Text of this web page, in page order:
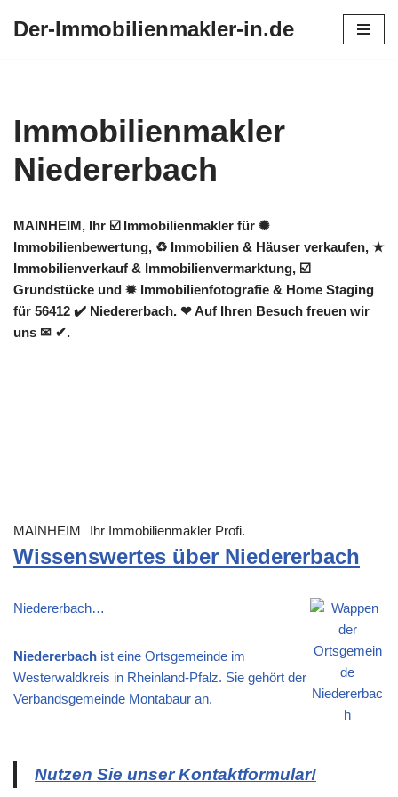
Der-Immobilienmakler-in.de
Immobilienmakler
Niedererbach
MAINHEIM, Ihr ☑️ Immobilienmakler für ✺
Immobilienbewertung, ♻ Immobilien & Häuser verkaufen, ★
Immobilienverkauf & Immobilienvermarktung, ☑️
Grundstücke und ✹ Immobilienfotografie & Home Staging
für 56412 ✔️ Niedererbach. ❤ Auf Ihren Besuch freuen wir
uns ✉ ✔.
MAINHEIM Ihr Immobilienmakler Profi.
Wissenswertes über Niedererbach
Niedererbach…
Niedererbach ist eine Ortsgemeinde im
Westerwaldkreis in Rheinland-Pfalz. Sie gehört der
Verbandsgemeinde Montabaur an.
Nutzen Sie unser Kontaktformular!